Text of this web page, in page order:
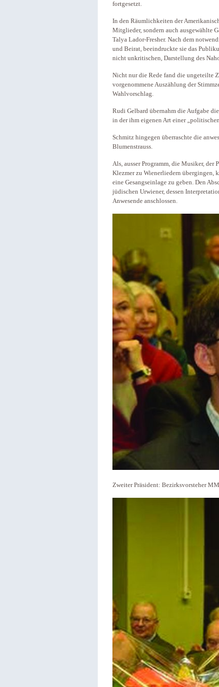
fortgesetzt.
In den Räumlichkeiten der
Mitglieder, sondern auch ausgewählte
Talya Lador-Fresher. Nach dem
und Beirat, beeindruckte sie das
nicht unkritischen, Darstellung des
Nicht nur die Rede fand die ungeteilte
vorgenommene Auszählung der
Wahlvorschlag.
Rudi Gelbard übernahm die Aufgabe
in der ihm eigenen Art einer
Schmitz hingegen überraschte die
Blumenstrauss.
Als, ausser Programm, die Musiker, der
Klezmer zu Wienerliedern übergingen,
eine Gesangseinlage zu geben. Den
jüdischen Urwiener, dessen
Anwesende anschlossen.
Zweiter Präsident:​ Bezirksvorsteher